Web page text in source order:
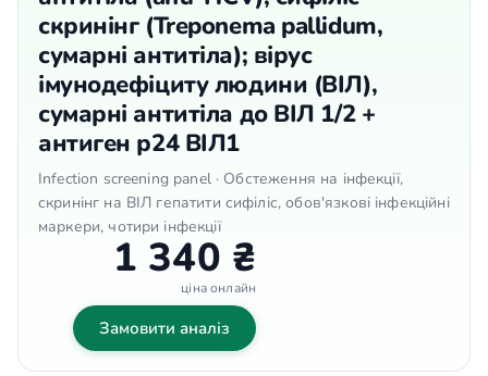
скринінг (Treponema pallidum,
сумарні антитіла); вірус
імунодефіциту людини (ВІЛ),
сумарні антитіла до ВІЛ 1/2 +
антиген р24 ВІЛ1
Infection screening panel · Обстеження на інфекції,
скринінг на ВІЛ гепатити сифіліс, обов'язкові інфекційні
маркери, чотири інфекції
1 340 ₴
ціна онлайн
Замовити аналіз